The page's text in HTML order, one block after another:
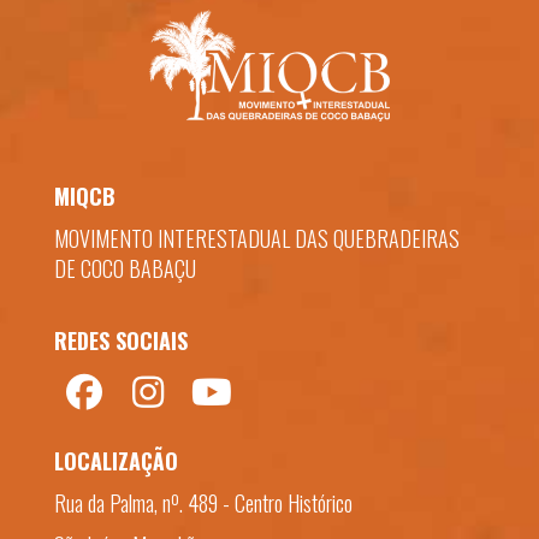
MIQCB
MOVIMENTO INTERESTADUAL DAS QUEBRADEIRAS
DE COCO BABAÇU
REDES SOCIAIS
LOCALIZAÇÃO
Rua da Palma, nº. 489 - Centro Histórico